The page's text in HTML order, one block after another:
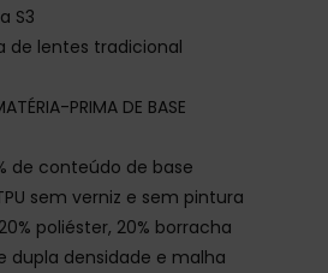
S3
de lentes tradicional
PRIMA DE BASE
de conteúdo de base
sem verniz e sem pintura
poliéster, 20% borracha
dupla densidade e malha